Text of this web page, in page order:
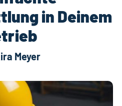
in Deinem
Meyer